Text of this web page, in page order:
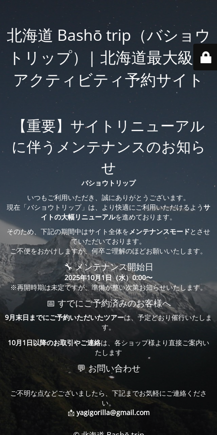
北海道 Bashō trip（バショウ
トリップ）| 北海道最大級の
アクティビティ予約サイト
【重要】サイトリニューアル
に伴うメンテナンスのお知ら
せ
バショウトリップ
いつもご利用いただき、誠にありがとうございます。
現在「バショウトリップ」は、より快適にご利用いただけるようサ
イトの大幅リニューアルを進めております。
そのため、下記の期間中はサイト全体をメンテナンスモードとさせ
ていただいております。
ご不便をおかけしますが、何卒ご理解のほどお願いいたします。
🔧 メンテナンス開始日
2025年10月1日（水）0:00〜
※再開時期は未定ですが、準備が整い次第お知らせいたします。
📅 すでにご予約済みのお客様へ
9月末日までにご予約いただいたツアーは、予定どおり催行いたしま
す。
10月1日以降のお取引やご連絡は、各ショップ様より直接ご案内い
たします
💬 お問い合わせ
ご不明な点などございましたら、下記までお気軽にご連絡くださ
い。
📩 yagigorilla@gmail.com